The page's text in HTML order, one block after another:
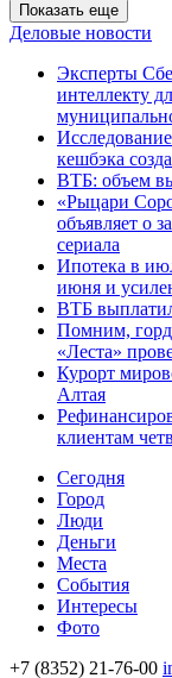
Показать еще
Деловые новости
Эксперты
интеллекту
кешбэка
ВТБ: объем
«Рыцари
объявляет о
сериала
Ипотека в
июня и
ВТБ
Помним,
«Леста»
Курорт
Алтая
клиентам
Cегодня
Город
Люди
Деньги
Места
События
Интересы
Фото
+7 (8352) 21-76-00